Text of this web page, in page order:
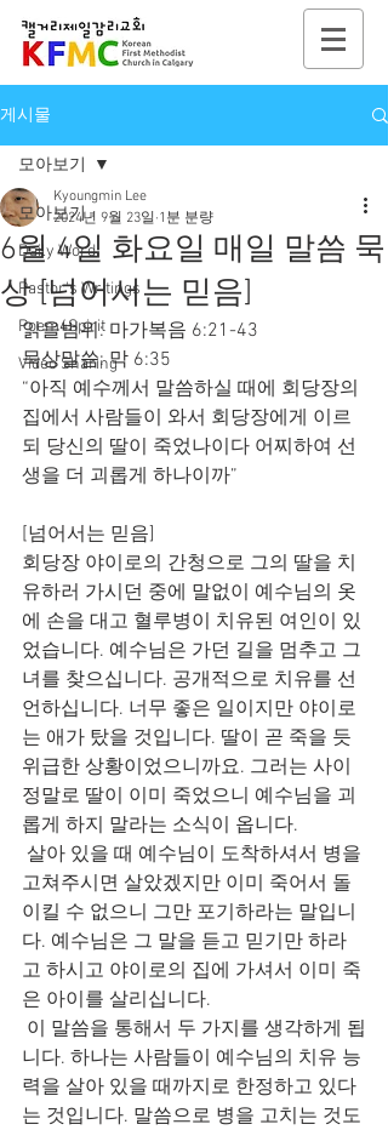
게시물
모아보기
Daily Word
Pastor's Writings
Poem4Spirit
Video Sharing
모아보기
6월 4일 화요일 매일 말씀 묵
상 [넘어서는 믿음]
Kyoungmin Lee
2024년 9월 23일 1분 분량
읽을범위: 마가복음 6:21-43
묵상말씀: 막 6:35
“아직 예수께서 말씀하실 때에 회당장의
집에서 사람들이 와서 회당장에게 이르
되 당신의 딸이 죽었나이다 어찌하여 선
생을 더 괴롭게 하나이까”
[넘어서는 믿음]
회당장 야이로의 간청으로 그의 딸을 치
유하러 가시던 중에 말없이 예수님의 옷
에 손을 대고 혈루병이 치유된 여인이 있
었습니다. 예수님은 가던 길을 멈추고 그
녀를 찾으십니다. 공개적으로 치유를 선
언하십니다. 너무 좋은 일이지만 야이로
는 애가 탔을 것입니다. 딸이 곧 죽을 듯
위급한 상황이었으니까요. 그러는 사이
정말로 딸이 이미 죽었으니 예수님을 괴
롭게 하지 말라는 소식이 옵니다.
고쳐주시면 살았겠지만 이미 죽어서 돌
이킬 수 없으니 그만 포기하라는 말입니
다. 예수님은 그 말을 듣고 믿기만 하라
고 하시고 야이로의 집에 가셔서 이미 죽
은 아이를 살리십니다.
니다. 하나는 사람들이 예수님의 치유 능
력을 살아 있을 때까지로 한정하고 있다
는 것입니다. 말씀으로 병을 고치는 것도